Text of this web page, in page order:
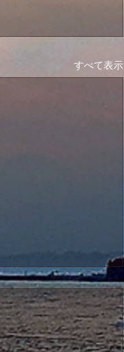
すべて表示